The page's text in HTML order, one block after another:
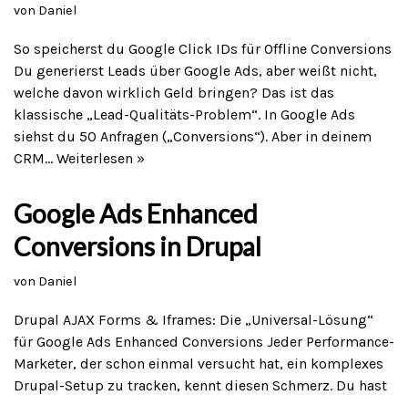
von Daniel
So speicherst du Google Click IDs für Offline Conversions
Du generierst Leads über Google Ads, aber weißt nicht,
welche davon wirklich Geld bringen? Das ist das
klassische „Lead-Qualitäts-Problem“. In Google Ads
siehst du 50 Anfragen („Conversions“). Aber in deinem
CRM… Weiterlesen »
Google Ads Enhanced
Conversions in Drupal
von Daniel
Drupal AJAX Forms & Iframes: Die „Universal-Lösung“
für Google Ads Enhanced Conversions Jeder Performance-
Marketer, der schon einmal versucht hat, ein komplexes
Drupal-Setup zu tracken, kennt diesen Schmerz. Du hast